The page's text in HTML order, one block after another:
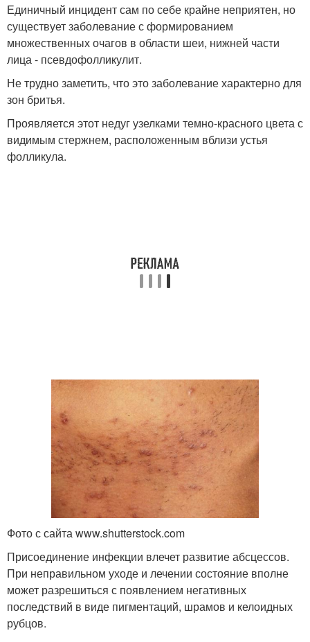
Единичный инцидент сам по себе крайне неприятен, но
существует заболевание с формированием
множественных очагов в области шеи, нижней части
лица - псевдофолликулит.
Не трудно заметить, что это заболевание характерно для
зон бритья.
Проявляется этот недуг узелками темно-красного цвета с
видимым стержнем, расположенным вблизи устья
фолликула.
Фото с сайта www.shutterstock.com
Присоединение инфекции влечет развитие абсцессов.
При неправильном уходе и лечении состояние вполне
может разрешиться с появлением негативных
последствий в виде пигментаций, шрамов и келоидных
рубцов.